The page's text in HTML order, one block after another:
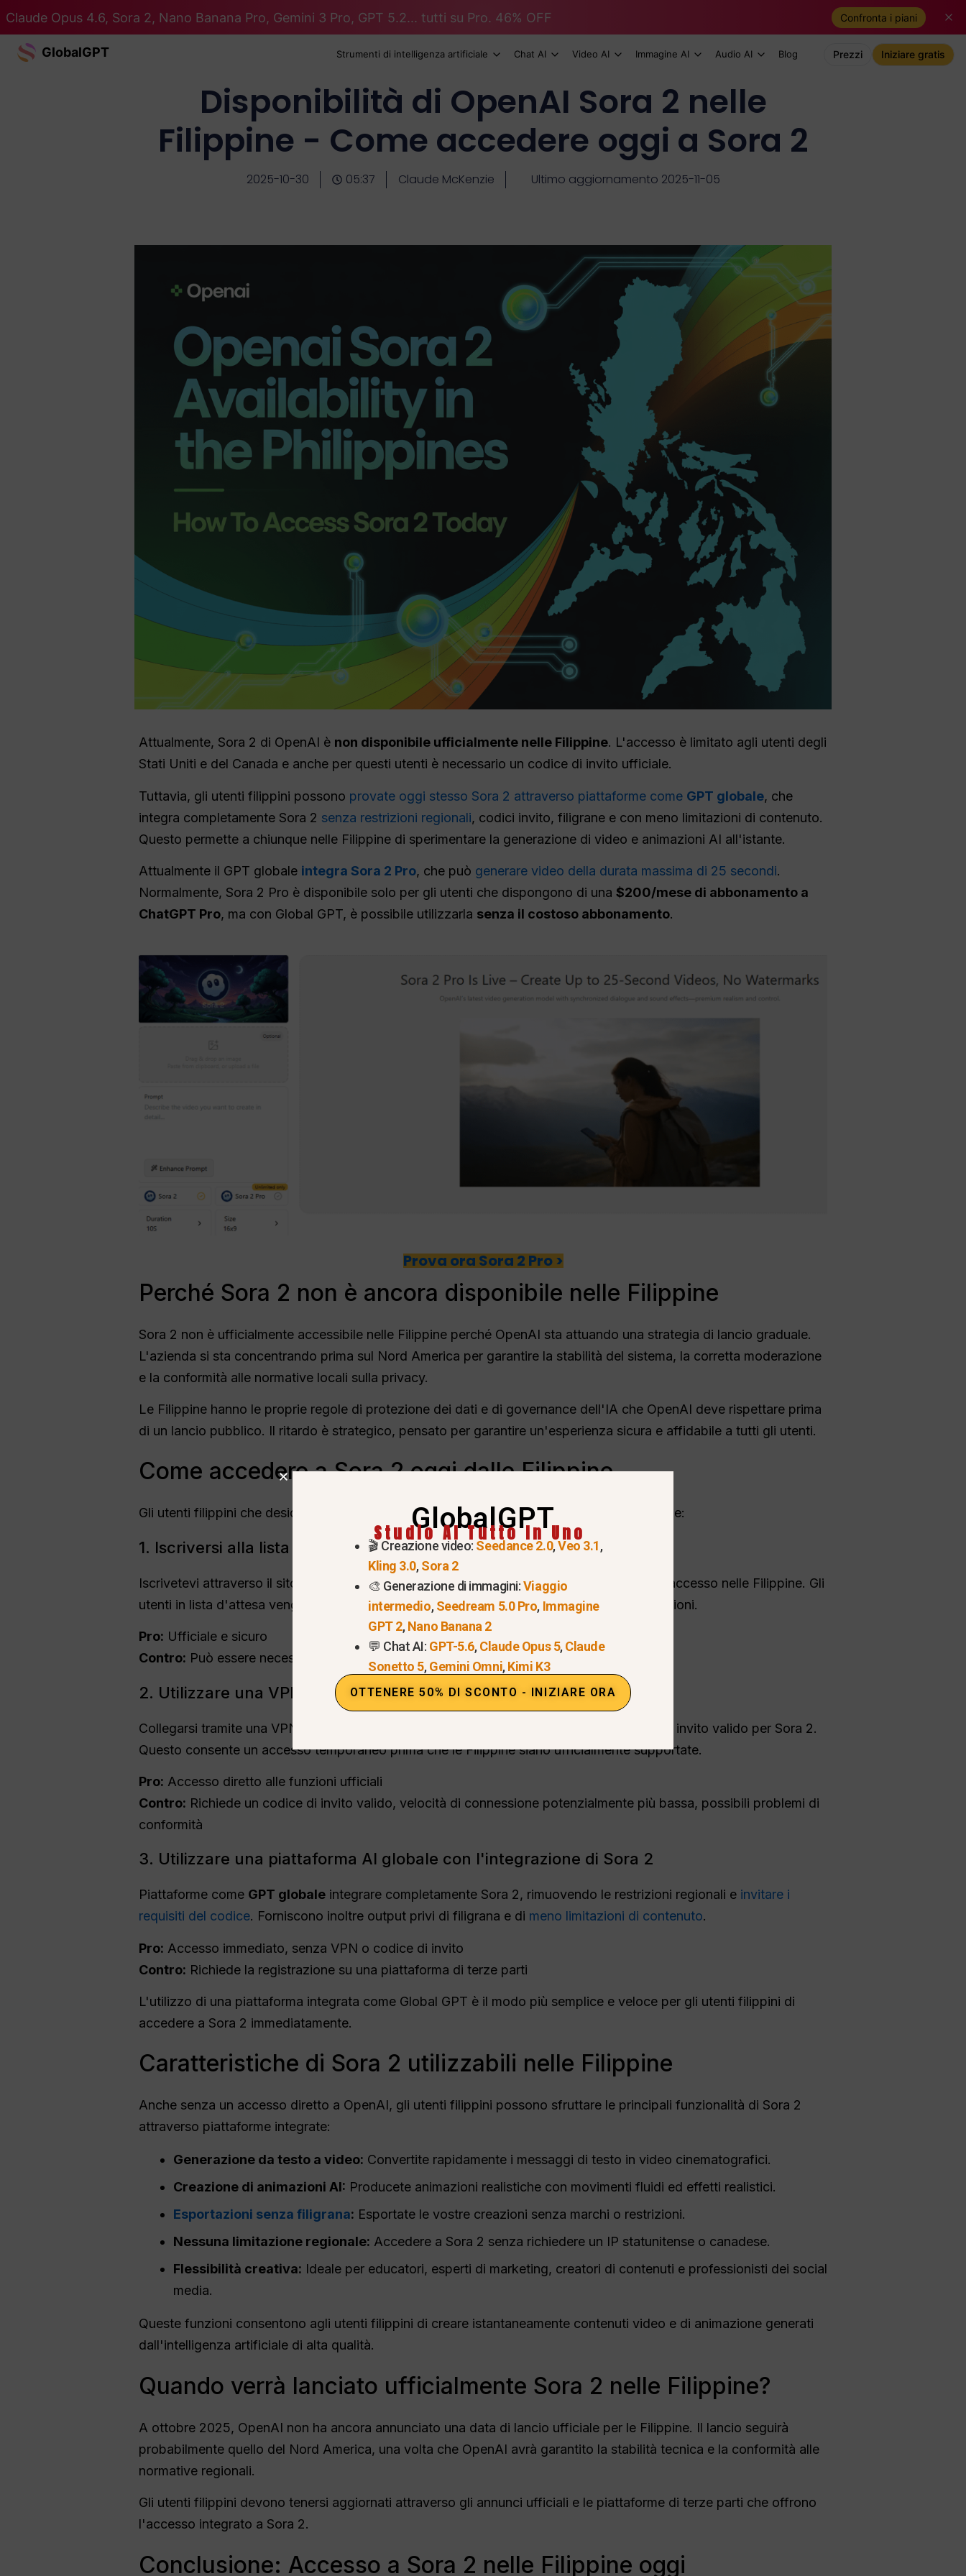
Claude Opus 4.6, Sora 2, Nano Banana Pro, Gemini 3 Pro, GPT 5.2... tutti su Pro. 46% OFF Confronta i piani
GlobalGPT Strumenti di intelligenza artificiale Chat AI Video AI Immagine AI Audio AI Blog Prezzi Iniziare gratis
Disponibilità di OpenAI Sora 2 nelle
Filippine - Come accedere oggi a Sora 2
2025-10-30 05:37 Claude McKenzie Ultimo aggiornamento 2025-11-05
Attualmente, Sora 2 di OpenAI è non disponibile ufficialmente nelle Filippine. L'accesso è limitato agli utenti degli
Stati Uniti e del Canada e anche per questi utenti è necessario un codice di invito ufficiale.
Tuttavia, gli utenti filippini possono provate oggi stesso Sora 2 attraverso piattaforme come GPT globale, che
integra completamente Sora 2 senza restrizioni regionali, codici invito, filigrane e con meno limitazioni di contenuto.
Questo permette a chiunque nelle Filippine di sperimentare la generazione di video e animazioni AI all'istante.
Attualmente il GPT globale integra Sora 2 Pro, che può generare video della durata massima di 25 secondi.
Normalmente, Sora 2 Pro è disponibile solo per gli utenti che dispongono di una $200/mese di abbonamento a
ChatGPT Pro, ma con Global GPT, è possibile utilizzarla senza il costoso abbonamento.
Prova ora Sora 2 Pro >
Perché Sora 2 non è ancora disponibile nelle Filippine
Sora 2 non è ufficialmente accessibile nelle Filippine perché OpenAI sta attuando una strategia di lancio graduale.
L'azienda si sta concentrando prima sul Nord America per garantire la stabilità del sistema, la corretta moderazione
e la conformità alle normative locali sulla privacy.
Le Filippine hanno le proprie regole di protezione dei dati e di governance dell'IA che OpenAI deve rispettare prima
di un lancio pubblico. Il ritardo è strategico, pensato per garantire un'esperienza sicura e affidabile a tutti gli utenti.
Come accedere a Sora 2 oggi dalle Filippine
Gli utenti filippini che desiderano utilizzare Sora 2 in anticipo hanno diverse opzioni pratiche:
1. Iscriversi alla lista d'attesa ufficiale
Iscrivetevi attraverso il sito web o l'app di Sora 2 per ricevere le notifiche di apertura dell'accesso nelle Filippine. Gli
utenti in lista d'attesa vengono spesso privilegiati quando OpenAI si espande in nuove regioni.
Pro: Ufficiale e sicuro
Contro: Può essere necessario attendere diverse settimane o mesi
2. Utilizzare una VPN e un codice invito
Collegarsi tramite una VPN a un server statunitense o canadese e accedere con un codice invito valido per Sora 2.
Questo consente un accesso temporaneo prima che le Filippine siano ufficialmente supportate.
Pro: Accesso diretto alle funzioni ufficiali
Contro: Richiede un codice di invito valido, velocità di connessione potenzialmente più bassa, possibili problemi di
conformità
3. Utilizzare una piattaforma AI globale con l'integrazione di Sora 2
Piattaforme come GPT globale integrare completamente Sora 2, rimuovendo le restrizioni regionali e invitare i
requisiti del codice. Forniscono inoltre output privi di filigrana e di meno limitazioni di contenuto.
Pro: Accesso immediato, senza VPN o codice di invito
Contro: Richiede la registrazione su una piattaforma di terze parti
L'utilizzo di una piattaforma integrata come Global GPT è il modo più semplice e veloce per gli utenti filippini di
accedere a Sora 2 immediatamente.
Caratteristiche di Sora 2 utilizzabili nelle Filippine
Anche senza un accesso diretto a OpenAI, gli utenti filippini possono sfruttare le principali funzionalità di Sora 2
attraverso piattaforme integrate:
Generazione da testo a video: Convertite rapidamente i messaggi di testo in video cinematografici.
Creazione di animazioni AI: Producete animazioni realistiche con movimenti fluidi ed effetti realistici.
Esportazioni senza filigrana: Esportate le vostre creazioni senza marchi o restrizioni.
Nessuna limitazione regionale: Accedere a Sora 2 senza richiedere un IP statunitense o canadese.
Flessibilità creativa: Ideale per educatori, esperti di marketing, creatori di contenuti e professionisti dei social
media.
Queste funzioni consentono agli utenti filippini di creare istantaneamente contenuti video e di animazione generati
dall'intelligenza artificiale di alta qualità.
Quando verrà lanciato ufficialmente Sora 2 nelle Filippine?
A ottobre 2025, OpenAI non ha ancora annunciato una data di lancio ufficiale per le Filippine. Il lancio seguirà
probabilmente quello del Nord America, una volta che OpenAI avrà garantito la stabilità tecnica e la conformità alle
normative regionali.
Gli utenti filippini devono tenersi aggiornati attraverso gli annunci ufficiali e le piattaforme di terze parti che offrono
l'accesso integrato a Sora 2.
Conclusione: Accesso a Sora 2 nelle Filippine oggi
GlobalGPT
Studio AI Tutto In Uno
🎬 Creazione video: Seedance 2.0,Veo 3.1,
Kling 3.0,Sora 2
🎨 Generazione di immagini:Viaggio
intermedio,Seedream 5.0 Pro, Immagine
GPT 2,Nano Banana 2
💬 Chat AI: GPT-5.6,Claude Opus 5,Claude
Sonetto 5,Gemini Omni,Kimi K3
OTTENERE 50% DI SCONTO - INIZIARE ORA